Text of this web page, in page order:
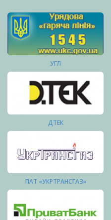
УГЛ
ДТЕК
ПАТ «УКРТРАНСГАЗ»